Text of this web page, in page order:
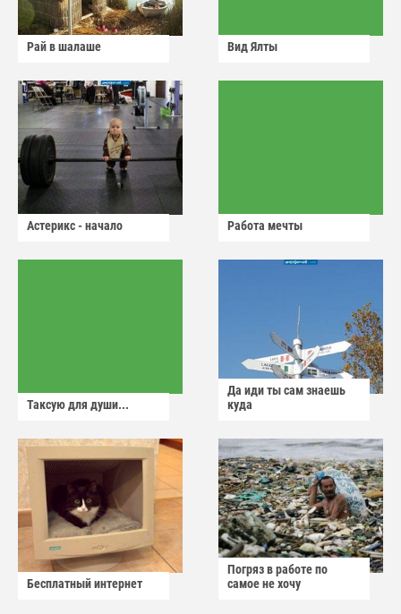
Рай в шалаше Вид Ялты
Астерикс - начало Работа мечты
Таксую для души...
Да иди ты сам знаешь
куда
Бесплатный интернет
Погряз в работе по
самое не хочу